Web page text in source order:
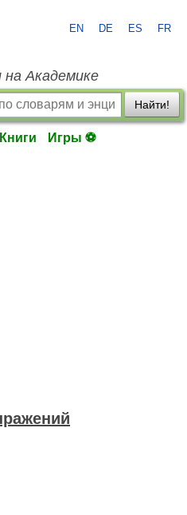
EN DE ES FR
на Академике
Найти!
Книги Игры ⚽